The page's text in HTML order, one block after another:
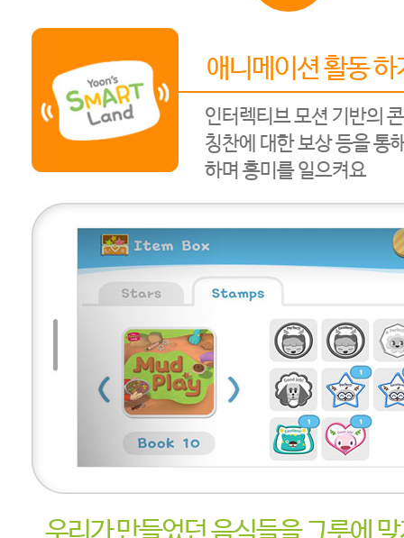
애니메이션 활동 하
인터렉티브 모션 기반의
칭찬에 대한 보상 등을 통
하며 흥미를 일으켜요